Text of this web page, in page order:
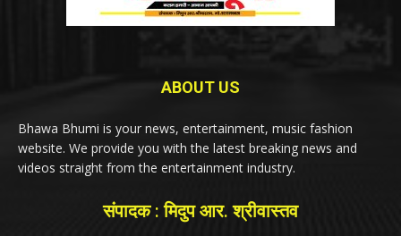
ABOUT US
Bhawa Bhumi is your news, entertainment, music fashion
website. We provide you with the latest breaking news and
videos straight from the entertainment industry.
संपादक : मिदुप आर. श्रीवास्तव